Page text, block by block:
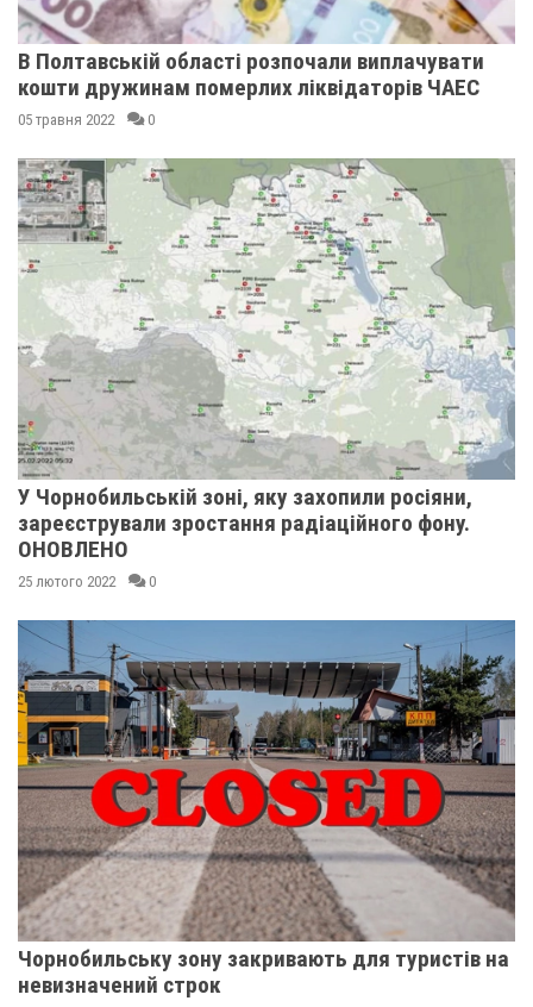
В Полтавській області розпочали виплачувати
кошти дружинам померлих ліквідаторів ЧАЕС
05 травня 2022 0
У Чорнобильській зоні, яку захопили росіяни,
зареєстрували зростання радіаційного фону.
ОНОВЛЕНО
25 лютого 2022 0
Чорнобильську зону закривають для туристів на
невизначений строк